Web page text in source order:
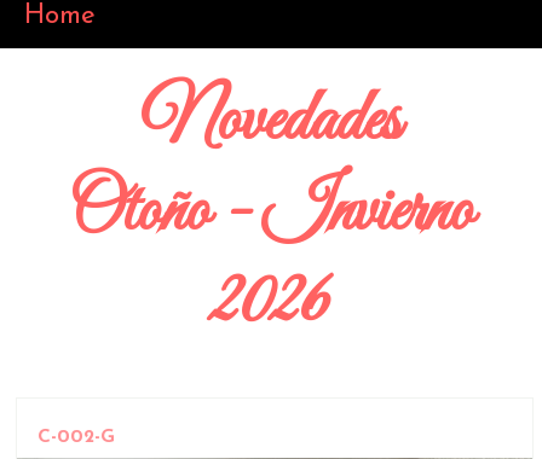
Home
Novedades
Otoño - Invierno
2026
C-002-G